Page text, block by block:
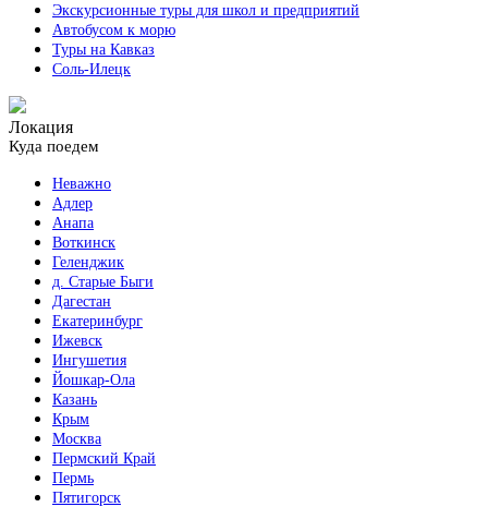
Экскурсионные туры для школ и предприятий
Автобусом к морю
Туры на Кавказ
Соль-Илецк
Локация
Куда поедем
Неважно
Адлер
Анапа
Воткинск
Геленджик
д. Старые Быги
Дагестан
Екатеринбург
Ижевск
Ингушетия
Йошкар-Ола
Казань
Крым
Москва
Пермский Край
Пермь
Пятигорск